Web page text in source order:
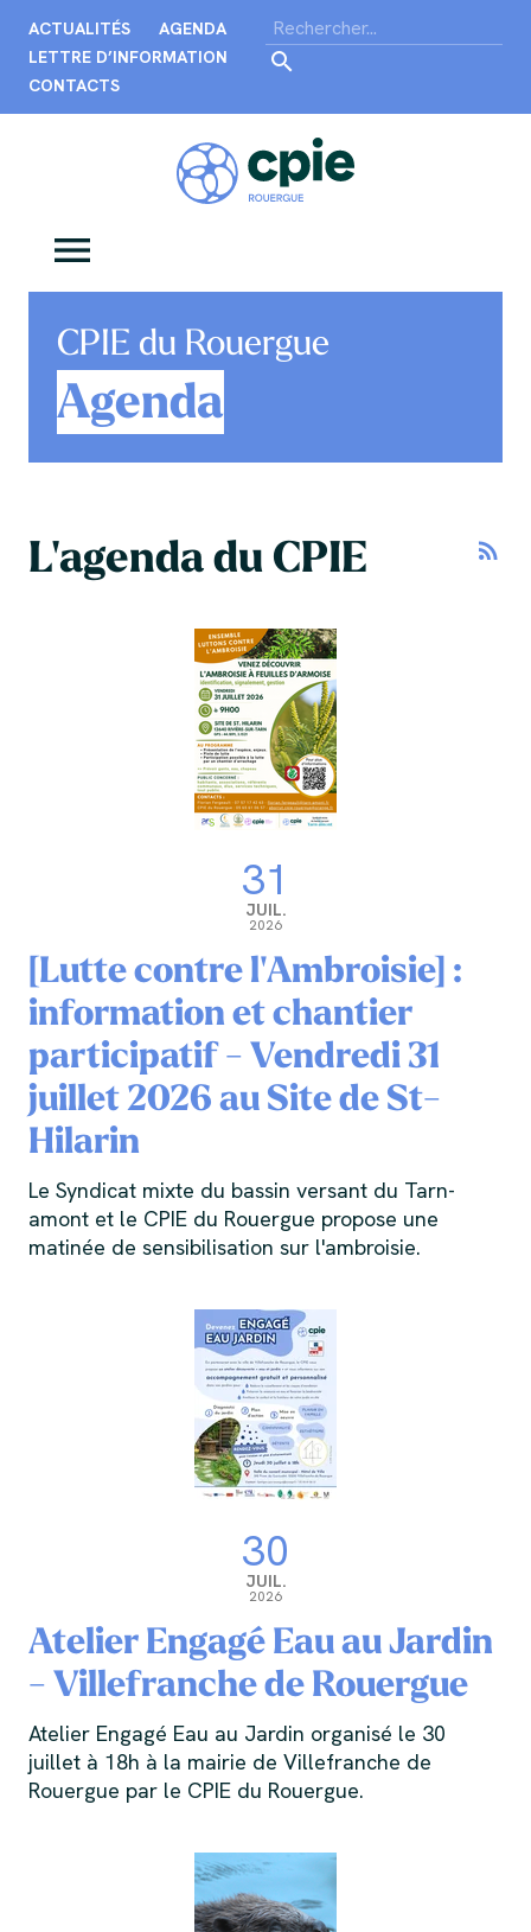
ACTUALITÉS
AGENDA
LETTRE D’INFORMATION
CONTACTS
CPIE du Rouergue
Agenda
rss_feed
L'agenda du CPIE
31
JUIL.
2026
[Lutte contre l'Ambroisie] :
information et chantier
participatif - Vendredi 31
juillet 2026 au Site de St-
Hilarin
Le Syndicat mixte du bassin versant du Tarn-
amont et le CPIE du Rouergue propose une
matinée de sensibilisation sur l'ambroisie.
30
JUIL.
2026
Atelier Engagé Eau au Jardin
- Villefranche de Rouergue
Atelier Engagé Eau au Jardin organisé le 30
juillet à 18h à la mairie de Villefranche de
Rouergue par le CPIE du Rouergue.